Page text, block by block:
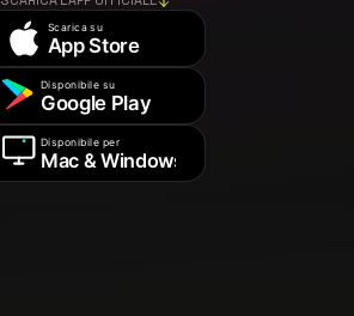
Scarica su
App Store
Disponibile su
Google Play
Disponibile per
Mac & Windows